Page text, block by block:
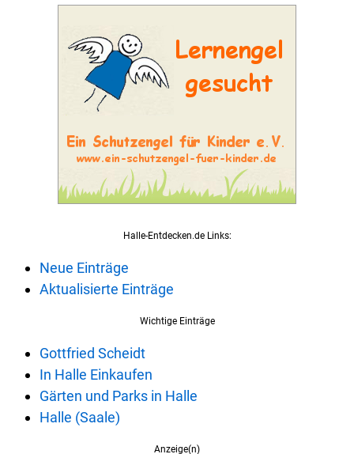
Halle-Entdecken.de Links:
Neue Einträge
Aktualisierte Einträge
Wichtige Einträge
Gottfried Scheidt
In Halle Einkaufen
Gärten und Parks in Halle
Halle (Saale)
Anzeige(n)